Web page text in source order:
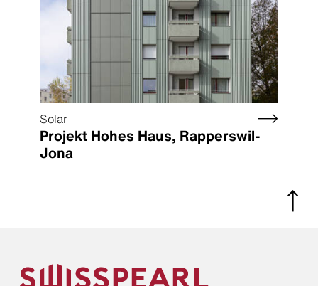
Solar
Projekt Hohes Haus, Rapperswil-
Jona